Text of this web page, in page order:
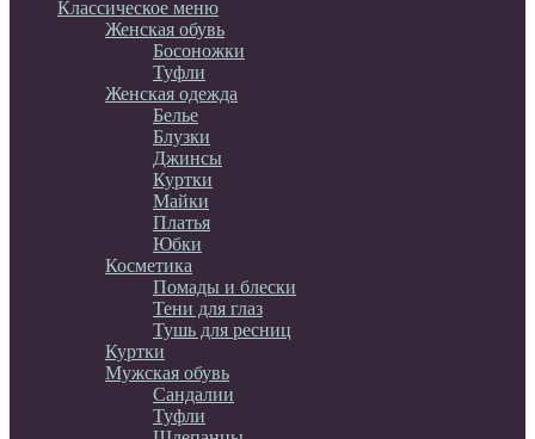
Классическое меню
Женская обувь
Босоножки
Туфли
Женская одежда
Белье
Блузки
Джинсы
Куртки
Майки
Платья
Юбки
Косметика
Помады и блески
Тени для глаз
Тушь для ресниц
Куртки
Мужская обувь
Сандалии
Туфли